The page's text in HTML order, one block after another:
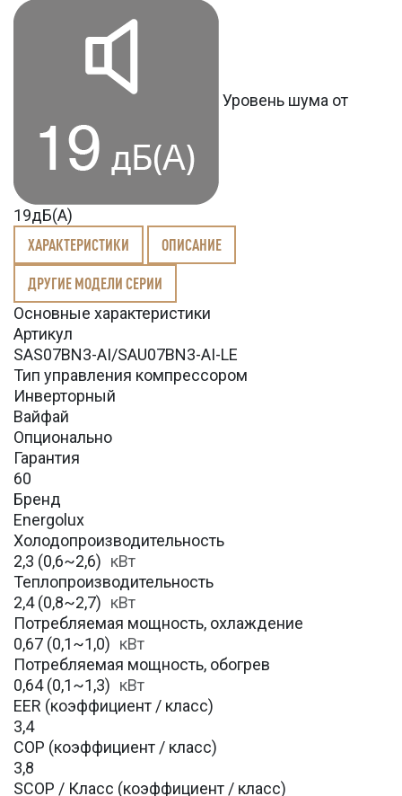
Уровень шума от
19дБ(А)
ХАРАКТЕРИСТИКИ ОПИСАНИЕ
ДРУГИЕ МОДЕЛИ СЕРИИ
Основные характеристики
Артикул
SAS07BN3-AI/SAU07BN3-AI-LE
Тип управления компрессором
Инверторный
Вайфай
Опционально
Гарантия
60
Бренд
Energolux
Холодопроизводительность
2,3 (0,6~2,6) кВт
Теплопроизводительность
2,4 (0,8~2,7) кВт
Потребляемая мощность, охлаждение
0,67 (0,1~1,0) кВт
Потребляемая мощность, обогрев
0,64 (0,1~1,3) кВт
EER (коэффициент / класс)
3,4
COP (коэффициент / класс)
3,8
SCOP / Класс (коэффициент / класс)